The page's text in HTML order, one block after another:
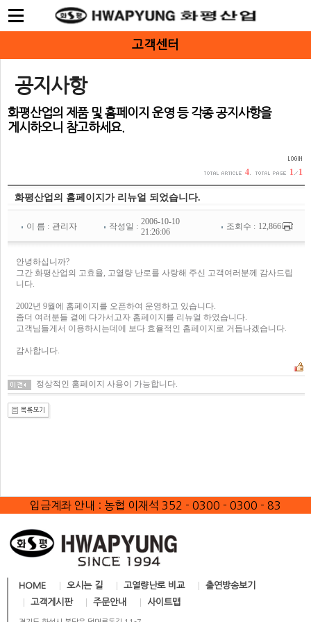
고객센터
공지사항
화평산업의 제품 및 홈페이지 운영 등 각종 공지사항을
게시하오니 참고하세요.
입금계좌 안내 : 농협 이재석 352 - 0300 - 0300 - 83
HOME 오시는 길 고열량난로 비교
출연방송보기
고객게시판
주문안내 사이트맵